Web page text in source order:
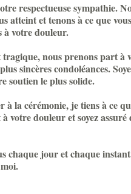
respectueuse sympathie.
atteint et tenons à ce que
à votre douleur.
tragique, nous prenons part à
sincères condoléances.
soutien le plus solide.
la cérémonie, je tiens à ce
votre douleur et soyez assuré
chaque jour et chaque